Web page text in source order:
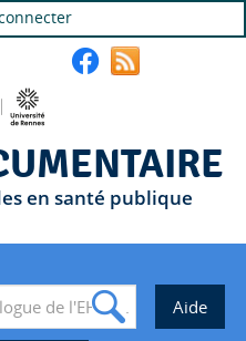
en santé publique